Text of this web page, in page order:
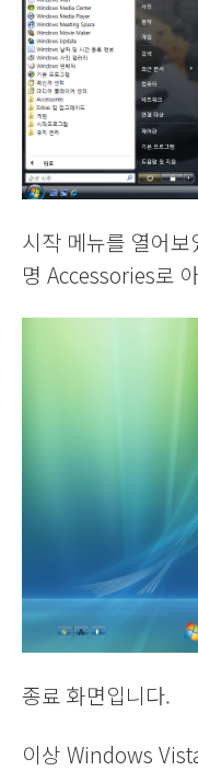
시작 메뉴를 열어
명 Accessories로
종료 화면입니다.
이상 Windows